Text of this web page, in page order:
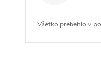
Všetko prebehlo v